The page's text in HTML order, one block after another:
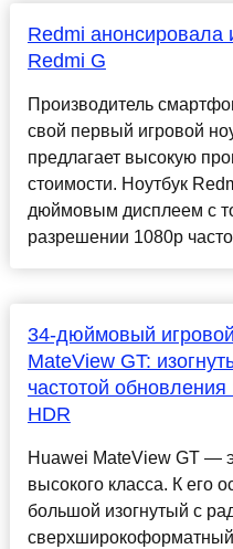
Redmi анонсировала
Redmi G
Производитель
свой первый игровой
предлагает высокую
стоимости. Ноутбук
дюймовым дисплеем с
разрешении 1080p
34-дюймовый
MateView GT:
частотой
HDR
Huawei MateView GT —
высокого класса. К его
большой изогнутый с
сверхширокоформатный